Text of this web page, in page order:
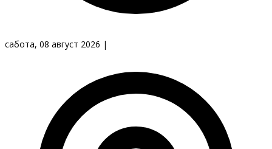
сабота, 08 август 2026 |